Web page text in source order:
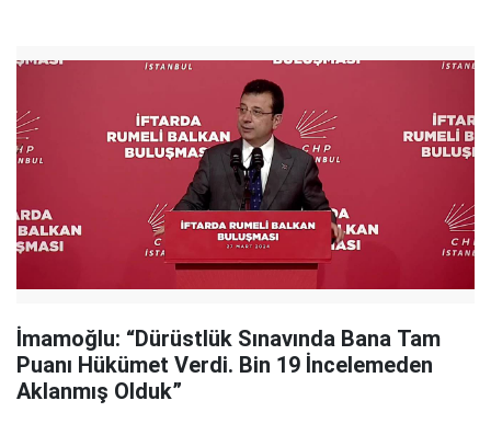
İmamoğlu: “Dürüstlük Sınavında Bana Tam
Puanı Hükümet Verdi. Bin 19 İncelemeden
Aklanmış Olduk”